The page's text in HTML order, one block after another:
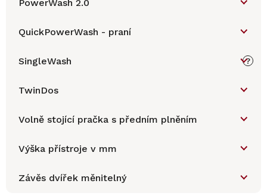
PowerWash 2.0
QuickPowerWash - praní
SingleWash ?
TwinDos
Volně stojící pračka s předním plněním
Výška přístroje v mm
Závěs dvířek měnitelný